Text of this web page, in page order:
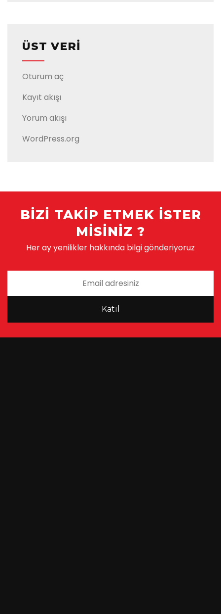
ÜST VERI
Oturum aç
Kayıt akışı
Yorum akışı
WordPress.org
BIZI TAKIP ETMEK ISTER
MISINIZ ?
Her ay yenilikler hakkında bilgi gönderiyoruz